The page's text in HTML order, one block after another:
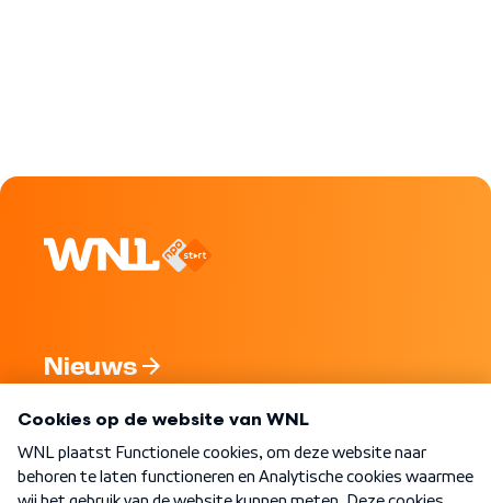
Nieuws
Nieuwsbrief